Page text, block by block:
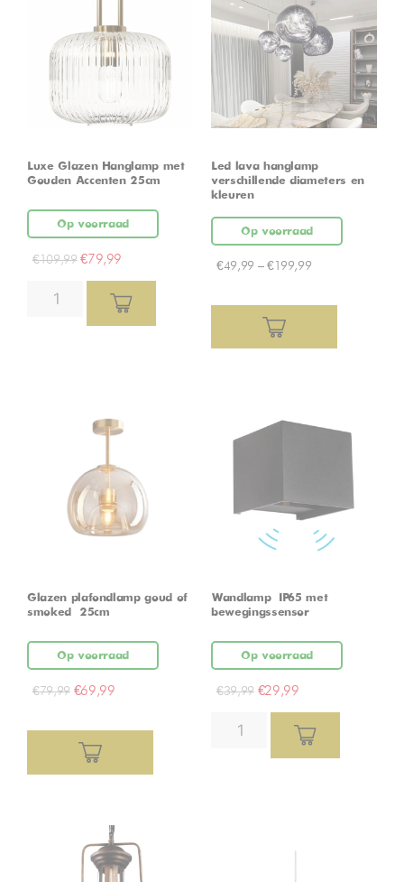
Luxe Glazen Hanglamp met
Gouden Accenten 25cm
Op voorraad
€109,99 €79,99
Led lava hanglamp –
verschillende diameters en
kleuren
Op voorraad
€49,99 –€199,99
Glazen plafondlamp goud of
smoked – 25cm
Op voorraad
€79,99 €69,99
Wandlamp – IP65 met
bewegingssensor
Op voorraad
€39,99 €29,99